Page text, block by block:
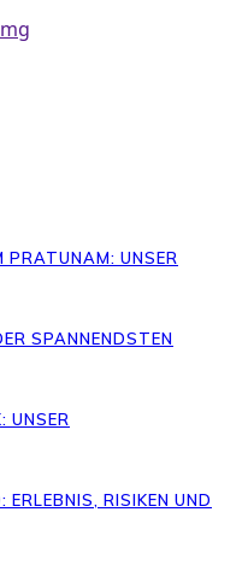
PRATUNAM: UNSER
SPANNENDSTEN
UNSER
RISIKEN UND